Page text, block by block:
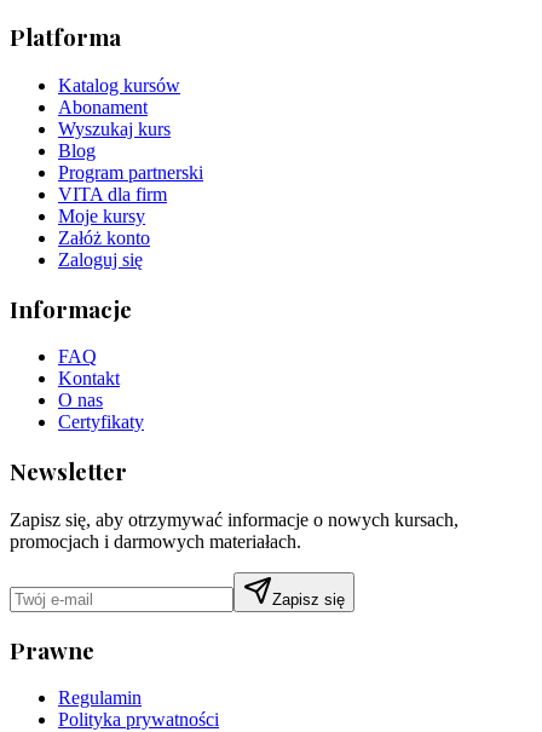
Platforma
Katalog kursów
Abonament
Wyszukaj kurs
Blog
Program partnerski
VITA dla firm
Moje kursy
Załóż konto
Zaloguj się
Informacje
FAQ
Kontakt
O nas
Certyfikaty
Newsletter
Zapisz się, aby otrzymywać informacje o nowych kursach,
promocjach i darmowych materiałach.
Zapisz się
Prawne
Regulamin
Polityka prywatności